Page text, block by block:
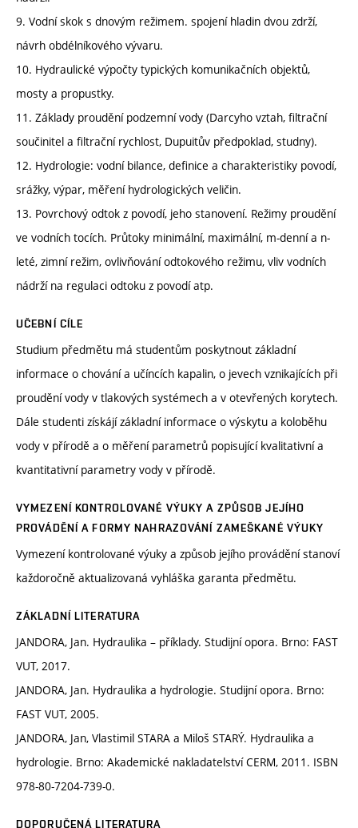
9. Vodní skok s dnovým režimem. spojení hladin dvou zdrží,
návrh obdélníkového vývaru.
10. Hydraulické výpočty typických komunikačních objektů,
mosty a propustky.
11. Základy proudění podzemní vody (Darcyho vztah, filtrační
součinitel a filtrační rychlost, Dupuitův předpoklad, studny).
12. Hydrologie: vodní bilance, definice a charakteristiky povodí,
srážky, výpar, měření hydrologických veličin.
13. Povrchový odtok z povodí, jeho stanovení. Režimy proudění
ve vodních tocích. Průtoky minimální, maximální, m-denní a n-
leté, zimní režim, ovlivňování odtokového režimu, vliv vodních
nádrží na regulaci odtoku z povodí atp.
UČEBNÍ CÍLE
Studium předmětu má studentům poskytnout základní
informace o chování a učíncích kapalin, o jevech vznikajících při
proudění vody v tlakových systémech a v otevřených korytech.
Dále studenti získájí základní informace o výskytu a koloběhu
vody v přírodě a o měření parametrů popisující kvalitativní a
kvantitativní parametry vody v přírodě.
VYMEZENÍ KONTROLOVANÉ VÝUKY A ZPŮSOB JEJÍHO
PROVÁDĚNÍ A FORMY NAHRAZOVÁNÍ ZAMEŠKANÉ VÝUKY
Vymezení kontrolované výuky a způsob jejího provádění stanoví
každoročně aktualizovaná vyhláška garanta předmětu.
ZÁKLADNÍ LITERATURA
JANDORA, Jan. Hydraulika – příklady. Studijní opora. Brno: FAST
VUT, 2017.
JANDORA, Jan. Hydraulika a hydrologie. Studijní opora. Brno:
FAST VUT, 2005.
JANDORA, Jan, Vlastimil STARA a Miloš STARÝ. Hydraulika a
hydrologie. Brno: Akademické nakladatelství CERM, 2011. ISBN
978-80-7204-739-0.
DOPORUČENÁ LITERATURA